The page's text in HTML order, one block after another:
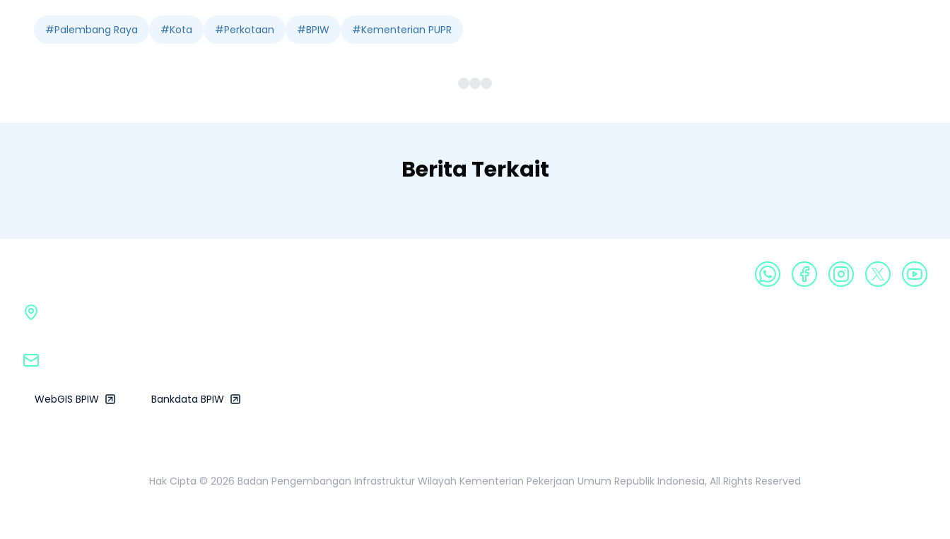
#Palembang Raya #Kota #Perkotaan #BPIW #Kementerian PUPR
Berita Terkait
WebGIS BPIW Bankdata BPIW
Hak Cipta © 2026 Badan Pengembangan Infrastruktur Wilayah Kementerian Pekerjaan Umum Republik Indonesia, All Rights Reserved